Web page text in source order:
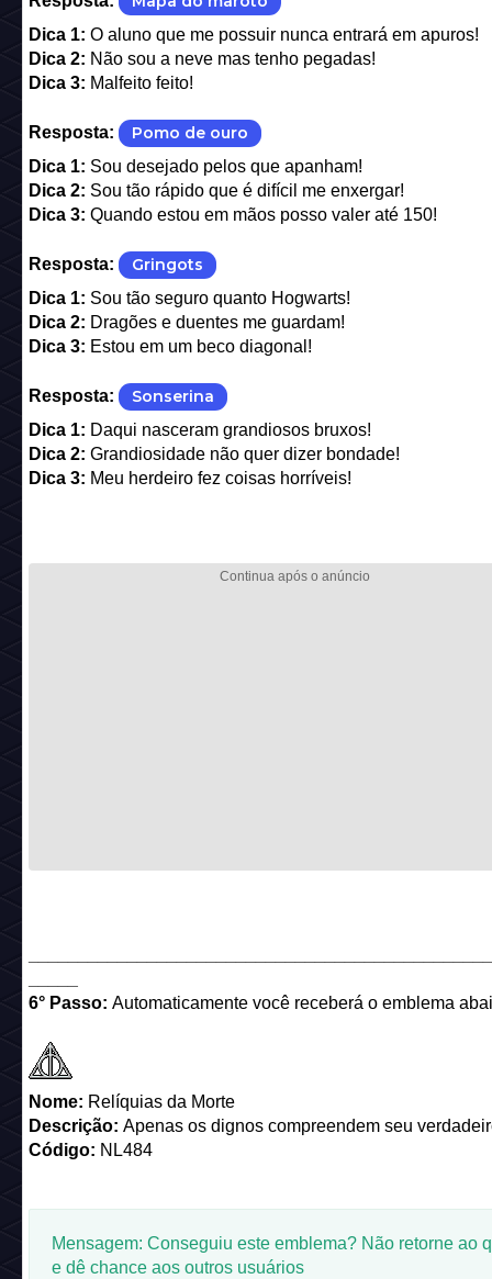
Dica 1: O aluno que me possuir nunca entrará em apuros!
Dica 2: Não sou a neve mas tenho pegadas!
Dica 3: Malfeito feito!
Resposta: Pomo de ouro
Dica 1: Sou desejado pelos que apanham!
Dica 2: Sou tão rápido que é difícil me enxergar!
Dica 3: Quando estou em mãos posso valer até 150!
Resposta: Gringots
Dica 1: Sou tão seguro quanto Hogwarts!
Dica 2: Dragões e duentes me guardam!
Dica 3: Estou em um beco diagonal!
Resposta: Sonserina
Dica 1: Daqui nasceram grandiosos bruxos!
Dica 2: Grandiosidade não quer dizer bondade!
Dica 3: Meu herdeiro fez coisas horríveis!
6° Passo: Automaticamente você receberá o emblema
Nome: Relíquias da Morte
Descrição: Apenas os dignos compreendem seu
Código: NL484
Mensagem: Conseguiu este emblema? Não retorne ao
e dê chance aos outros usuários